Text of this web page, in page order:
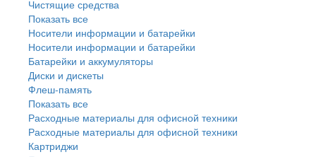
Чистящие средства
Показать все
Носители информации и батарейки
Носители информации и батарейки
Батарейки и аккумуляторы
Диски и дискеты
Флеш-память
Показать все
Расходные материалы для офисной техники
Расходные материалы для офисной техники
Картриджи